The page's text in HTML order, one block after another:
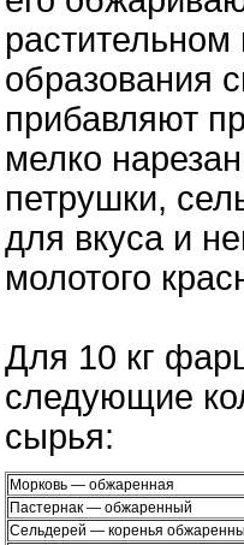
образования
прибавляют
мелко
петрушки,
для вкуса и
молотого
Для 10 кг
следующие
сырья:
Морковь — обжаренная
Пастернак — обжаренный
Сельдерей — коренья